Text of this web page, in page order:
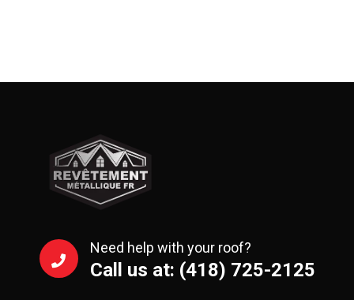
Need help with your roof?
Call us at: (418) 725-2125